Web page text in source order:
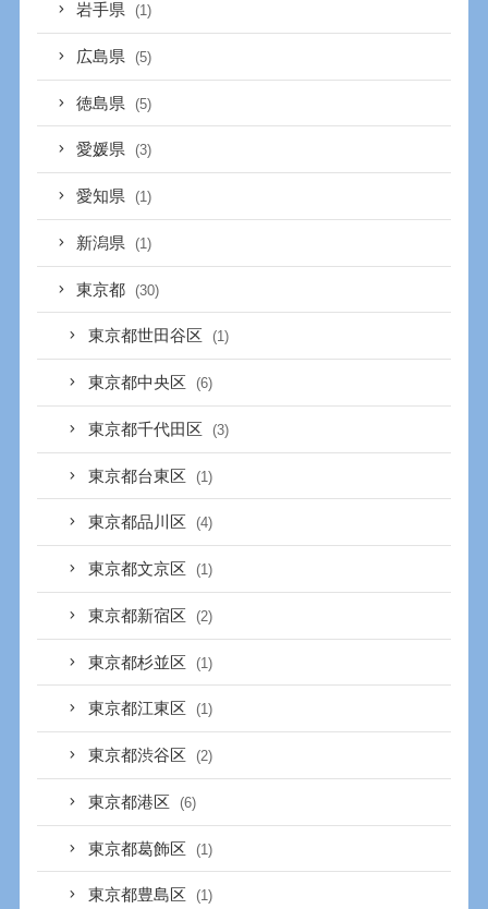
岩手県 (1)
広島県 (5)
徳島県 (5)
愛媛県 (3)
愛知県 (1)
新潟県 (1)
東京都 (30)
東京都世田谷区 (1)
東京都中央区 (6)
東京都千代田区 (3)
東京都台東区 (1)
東京都品川区 (4)
東京都文京区 (1)
東京都新宿区 (2)
東京都杉並区 (1)
東京都江東区 (1)
東京都渋谷区 (2)
東京都港区 (6)
東京都葛飾区 (1)
東京都豊島区 (1)